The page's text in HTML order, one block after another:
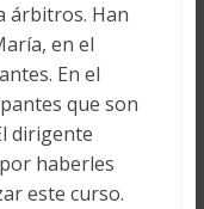
árbitros. Han
en el
En el
que son
dirigente
haberles
este curso.